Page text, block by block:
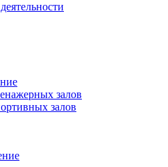
залов
залов